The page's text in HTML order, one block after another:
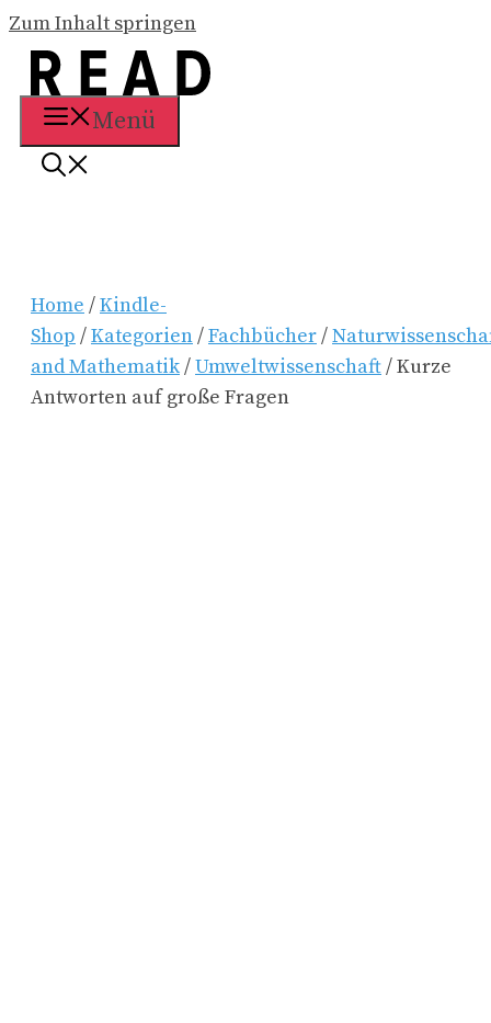
Zum Inhalt springen
Menü
Home /Kindle-
Shop /Kategorien/Fachbücher/
and Mathematik/Umweltwissenschaft/ Kurze
Antworten auf große Fragen